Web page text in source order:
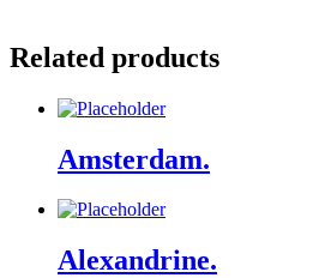
Related products
Amsterdam.
Alexandrine.